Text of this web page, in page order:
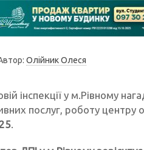
Олійник Олеся
інспекції у м.Рівному
послуг, роботу центру
.